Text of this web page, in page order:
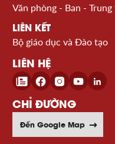
Văn phòng - Ban - Trung
LIÊN KẾT
Bộ giáo dục và Đào tạo
LIÊN HỆ
CHỈ ĐƯỜNG
Đến Google Map